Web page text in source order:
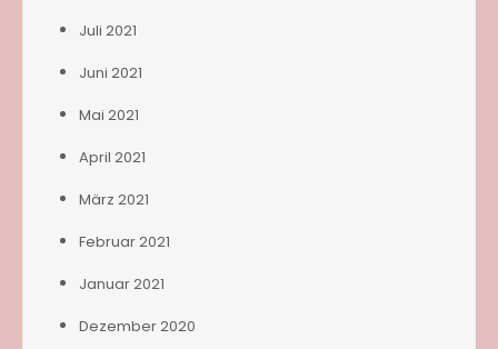
Juli 2021
Juni 2021
Mai 2021
April 2021
März 2021
Februar 2021
Januar 2021
Dezember 2020